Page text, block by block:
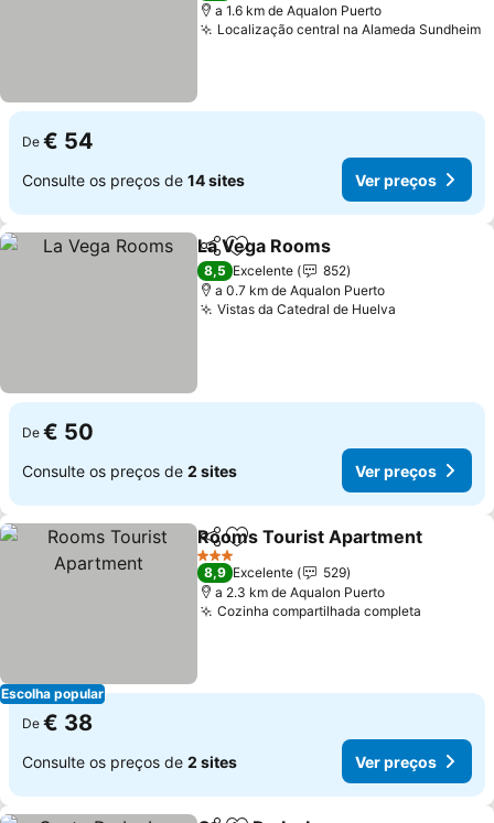
a 1.6 km de Aqualon Puerto
Localização central na Alameda Sundheim
De € 54
Consulte os preços de 14 sites Ver preços
PartilharAdicionar aos favoritos
La Vega Rooms
8,5 Excelente
852
a 0.7 km de Aqualon Puerto
Vistas da Catedral de Huelva
De € 50
Consulte os preços de 2 sites Ver preços
Escolha popular
PartilharAdicionar aos favoritos
Rooms Tourist Apartment
3 Estrelas
8,9 Excelente
529
a 2.3 km de Aqualon Puerto
Cozinha compartilhada completa
De € 38
Consulte os preços de 2 sites Ver preços